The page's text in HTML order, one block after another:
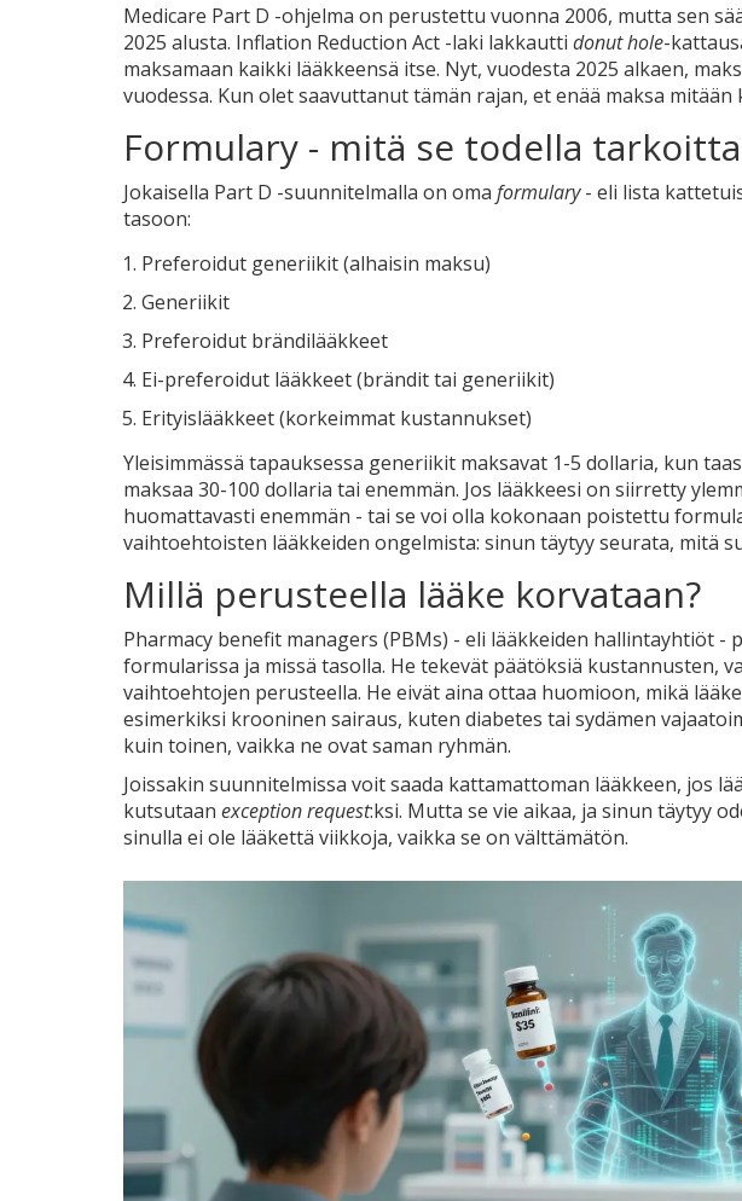
Medicare Part D -ohjelma on perustettu vuonna 2006, mutta sen
2025 alusta. Inflation Reduction Act -laki lakkautti donut hole-
maksamaan kaikki lääkkeensä itse. Nyt, vuodesta 2025 alkaen,
vuodessa. Kun olet saavuttanut tämän rajan, et enää maksa
Formulary - mitä se todella
Jokaisella Part D -suunnitelmalla on oma formulary- eli lista
tasoon:
Preferoidut generiikit (alhaisin maksu)
Generiikit
Preferoidut brändilääkkeet
Ei-preferoidut lääkkeet (brändit tai generiikit)
Erityislääkkeet (korkeimmat kustannukset)
Yleisimmässä tapauksessa generiikit maksavat 1-5 dollaria, kun
maksaa 30-100 dollaria tai enemmän. Jos lääkkeesi on siirretty
huomattavasti enemmän - tai se voi olla kokonaan poistettu
vaihtoehtoisten lääkkeiden ongelmista: sinun täytyy seurata, mitä
Millä perusteella lääke korvataan?
Pharmacy benefit managers (PBMs) - eli lääkkeiden hallintayhtiöt -
formularissa ja missä tasolla. He tekevät päätöksiä kustannusten,
vaihtoehtojen perusteella. He eivät aina ottaa huomioon, mikä
esimerkiksi krooninen sairaus, kuten diabetes tai sydämen
kuin toinen, vaikka ne ovat saman ryhmän.
Joissakin suunnitelmissa voit saada kattamattoman lääkkeen, jos
kutsutaan exception request:ksi. Mutta se vie aikaa, ja sinun täytyy
sinulla ei ole lääkettä viikkoja, vaikka se on välttämätön.